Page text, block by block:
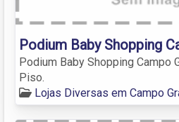
Podium Baby Shopping
Podium Baby Shopping Campo
Piso.
Lojas Diversas em Campo